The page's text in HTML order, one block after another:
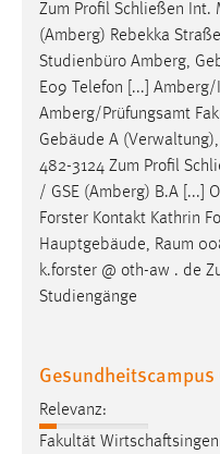
Zum Profil Schließen Int.
(Amberg) Rebekka
Studienbüro Amberg,
E09 Telefon [...]
Amberg/Prüfungsamt
Gebäude A (Verwaltung),
482-3124 Zum Profil
/ GSE (Amberg) B.A [...]
Forster Kontakt Kathrin
Hauptgebäude, Raum
k.forster @ oth-aw . de
Studiengänge
Relevanz:
Fakultät